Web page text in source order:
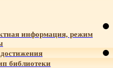
информация, режим
библиотеки